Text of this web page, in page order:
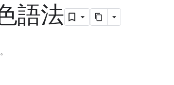
語法